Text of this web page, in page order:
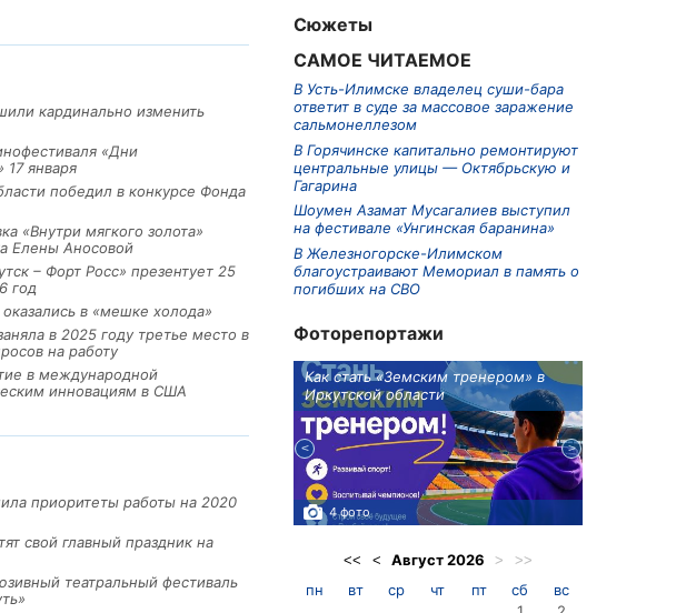
кардинально изменить
«Дни
17 января
победил в конкурсе Фонда
«Внутри мягкого золота»
Елены Аносовой
– Форт Росс» презентует 25
год
в «мешке холода»
в 2025 году третье место в
на работу
в международной
инновациям в США
приоритеты работы на 2020
свой главный праздник на
театральный фестиваль
Сюжеты
САМОЕ ЧИТАЕМОЕ
В Усть-Илимске владелец суши-бара
ответит в суде за массовое заражение
сальмонеллезом
В Горячинске капитально ремонтируют
центральные улицы — Октябрьскую и
Гагарина
Шоумен Азамат Мусагалиев выступил
на фестивале «Унгинская баранина»
В Железногорске-Илимском
благоустраивают Мемориал в память о
погибших на СВО
Фоторепортажи
Льготный заём в 9 миллионов
рублей получит
3 фото
Как стать «Земским тренером» в
Иркутской области
4 фото
<< < Август2026 > >>
пн вт ср чт пт сб
вс